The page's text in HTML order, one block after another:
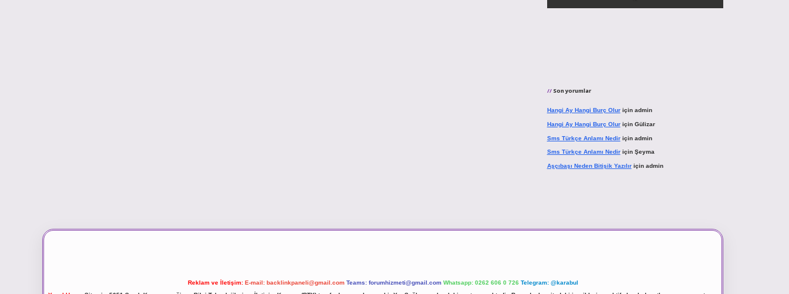
Son yorumlar
Hangi Ay Hangi Burç Oluriçin admin
Hangi Ay Hangi Burç Oluriçin Gülizar
Sms Türkçe Anlamı Nediriçin admin
Sms Türkçe Anlamı Nediriçin Şeyma
Aşçıbaşı Neden Bitişik Yazılıriçin admin
Reklam ve İletişim: E-mail: backlinkpaneli@gmail.com Teams: forumhizmeti@gmail.com Whatsapp: 0262 606 0 726 Telegram: @karabul